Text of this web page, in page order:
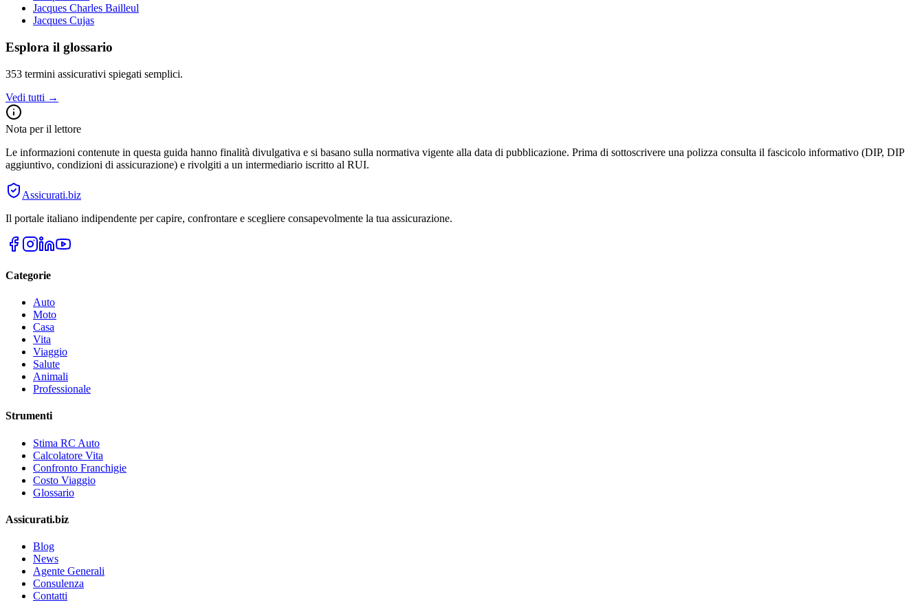
Jacques Charles Bailleul
Jacques Cujas
Esplora il glossario
353 termini assicurativi spiegati semplici.
Vedi tutti →
Nota per il lettore
Le informazioni contenute in questa guida hanno finalità divulgativa e si basano sulla normativa vigente alla data di pubblicazione. Prima di sottoscrivere una polizza consulta il fascicolo informativo (DIP, DIP
aggiuntivo, condizioni di assicurazione) e rivolgiti a un intermediario iscritto al RUI.
Assicurati.biz
Il portale italiano indipendente per capire, confrontare e scegliere consapevolmente la tua assicurazione.
Categorie
Auto
Moto
Casa
Vita
Viaggio
Salute
Animali
Professionale
Strumenti
Stima RC Auto
Calcolatore Vita
Confronto Franchigie
Costo Viaggio
Glossario
Assicurati.biz
Blog
News
Agente Generali
Consulenza
Contatti